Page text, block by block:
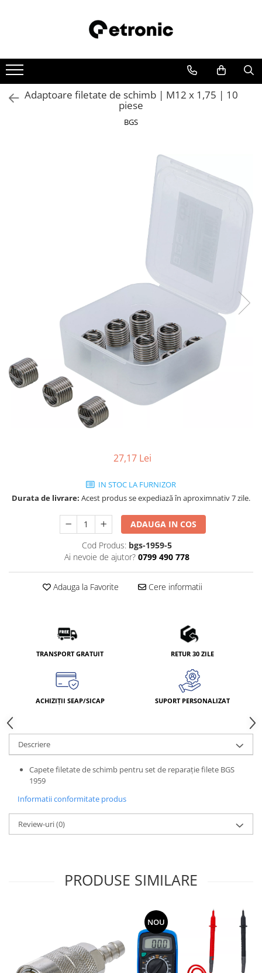
Adaptoare filetate de schimb | M12 x 1,75 | 10
piese
BGS
27,17 Lei
IN STOC LA FURNIZOR
Durata de livrare: Acest produs se expediază în aproximnativ 7 zile.
ADAUGA IN COS
Cod Produs: bgs-1959-5
Ai nevoie de ajutor? 0799 490 778
Adauga la Favorite Cere informatii
TRANSPORT GRATUIT RETUR 30 ZILE
ACHIZIȚII SEAP/SICAP SUPORT PERSONALIZAT
Descriere
Capete filetate de schimb pentru set de reparaţie filete BGS
1959
Informatii conformitate produs
Review-uri(0)
PRODUSE SIMILARE
NOU